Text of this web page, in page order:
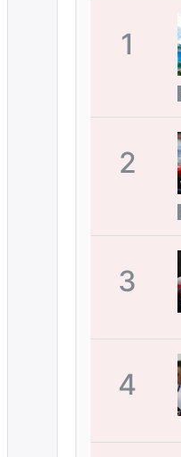
1
2
3
4